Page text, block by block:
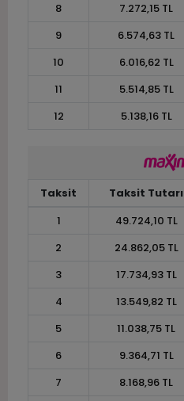
8 7.272,15 TL
9
6.574,63 TL
10
6.016,62 TL
11
5.514,85 TL
12
5.138,16 TL
Taksit Taksit Tutarı
1
49.724,10 TL
2
24.862,05 TL
3
17.734,93 TL
4
13.549,82 TL
5
11.038,75 TL
6
9.364,71 TL
7
8.168,96 TL